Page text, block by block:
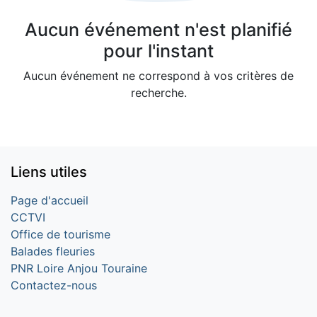
Aucun événement n'est planifié
pour l'instant
Aucun événement ne correspond à vos critères de
recherche.
Liens utiles
Page d'accueil
CCTVI
Office de tourisme
Balades fleuries
PNR Loire Anjou Touraine
Contactez-nous